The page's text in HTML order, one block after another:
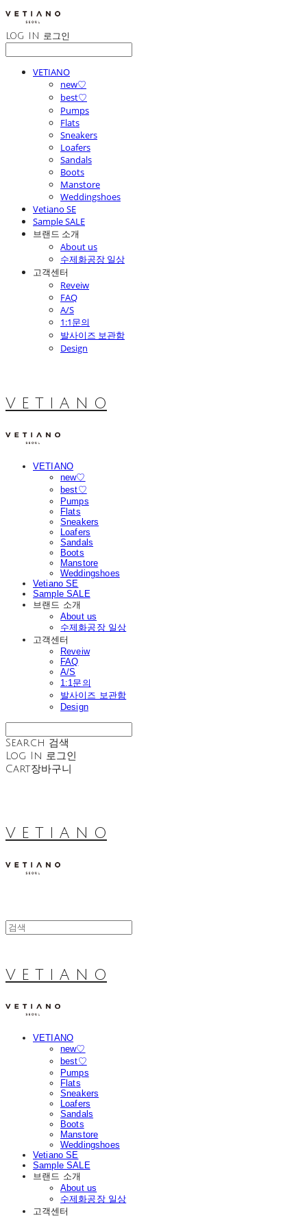
LOG IN 로그인
VETIANO
new♡
best♡
Pumps
Flats
Sneakers
Loafers
Sandals
Boots
Manstore
Weddingshoes
Vetiano SE
Sample SALE
브랜드 소개
About us
수제화공장 일상
고객센터
Reveiw
FAQ
A/S
1:1문의
발사이즈 보관함
Design
V E T I A N O
VETIANO
new♡
best♡
Pumps
Flats
Sneakers
Loafers
Sandals
Boots
Manstore
Weddingshoes
Vetiano SE
Sample SALE
브랜드 소개
About us
수제화공장 일상
고객센터
Reveiw
FAQ
A/S
1:1문의
발사이즈 보관함
Design
Search 검색
Log In 로그인
Cart장바구니
V E T I A N O
V E T I A N O
VETIANO
new♡
best♡
Pumps
Flats
Sneakers
Loafers
Sandals
Boots
Manstore
Weddingshoes
Vetiano SE
Sample SALE
브랜드 소개
About us
수제화공장 일상
고객센터